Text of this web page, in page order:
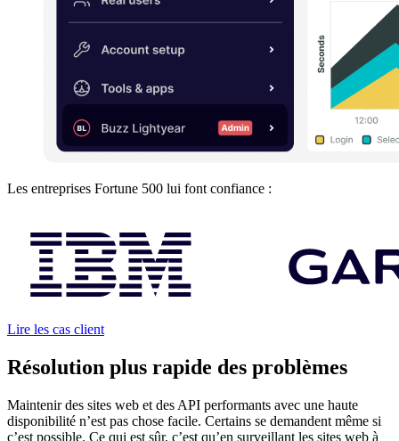
Les entreprises Fortune 500 lui font confiance :
Lire les cas client
Résolution plus rapide des problèmes
Maintenir des sites web et des API performants avec une haute
disponibilité n’est pas chose facile. Certains se demandent même si
c’est possible. Ce qui est sûr, c’est qu’en surveillant les sites web à